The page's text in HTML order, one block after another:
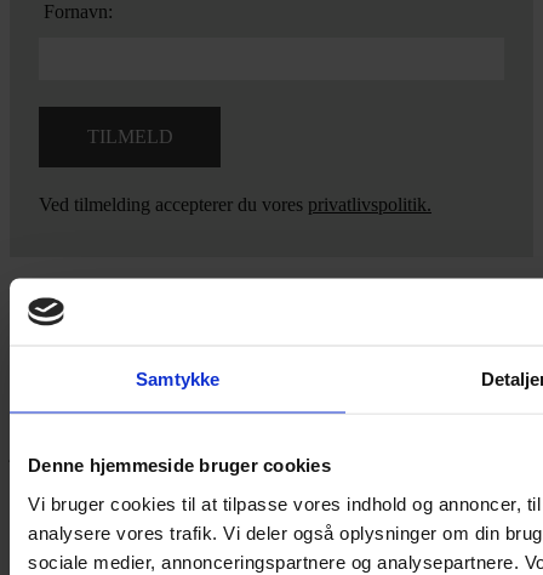
Samtykke
Denne hjemmeside bruger cookies
Vi bruger cookies til at tilpasse vores indhold og annoncer,
analysere vores trafik. Vi deler også oplysninger om din
sociale medier, annonceringspartnere og analysepartnere.
Fornavn:
Ved tilmelding accepterer du vores privatlivspolitik.
Yarn Every Wear
Hvis du bøvler med noget eller ønsker ny inspiration, så skriv til
Vestergade 12 6270, Tønder
60 51 96 50
post@yarneverywear.dk
CVR 43041649